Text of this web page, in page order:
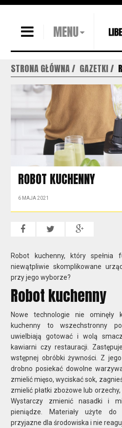
MENU
STRONA GŁÓWNA GAZETKI
ROBOT KUCHENNY
6 MAJA 2021
Robot kuchenny, który spełnia
niewątpliwie skomplikowane
przy jego wyborze?
Robot kuchenny
Nowe technologie nie ominęły
kuchenny to wszechstronny
uwielbiają gotować i wolą
kawiarni czy restauracji.
wstępnej obróbki żywności. Z
drobno posiekać dowolne
zmielić mięso, wyciskać sok,
zmielić płatki zbożowe lub
Wystarczy zmienić nasadki i
pieniądze. Materiały użyte do
przyjazne dla środowiska i nie